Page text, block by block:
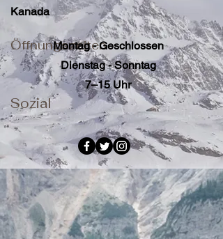
Kanada
Öffnungszeiten
Montag - Geschlossen
Dienstag - Sonntag
7–15 Uhr
Sozial